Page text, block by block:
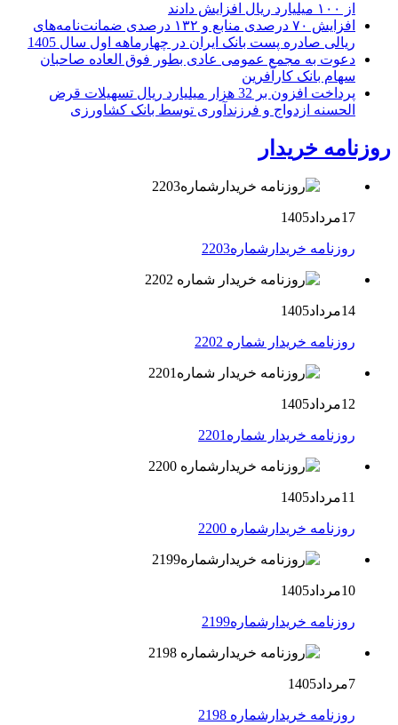
از ۱۰۰ میلیارد ریال افزایش دادند
افزایش ۷۰ درصدی منابع و ۱۳۲ درصدی ضمانت‌نامه‌های
ریالی صادره پست بانک ایران در چهارماهه اول سال 1405
دعوت به مجمع عمومی عادی بطور فوق العاده صاحبان
سهام بانک کارآفرین
پرداخت افزون بر 32 هزار میلیارد ریال تسهیلات قرض
الحسنه ازدواج و فرزندآوری توسط بانک کشاورزی
روزنامه خریدار
17مرداد1405
روزنامه خریدارشماره2203
14مرداد1405
روزنامه خریدار شماره 2202
12مرداد1405
روزنامه خریدار شماره2201
11مرداد1405
روزنامه خریدارشماره 2200
10مرداد1405
روزنامه خریدارشماره2199
7مرداد1405
روزنامه خریدارشماره 2198